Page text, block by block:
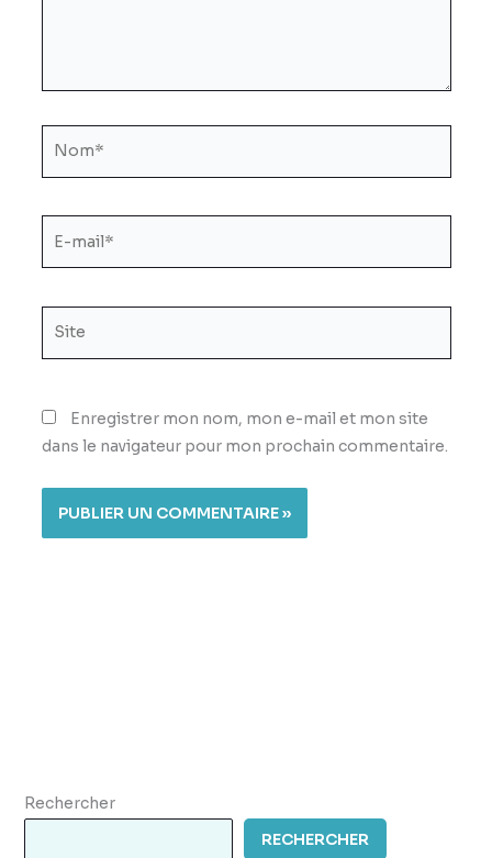
Enregistrer mon nom, mon e-mail et mon site
dans le navigateur pour mon prochain commentaire.
Rechercher
RECHERCHER